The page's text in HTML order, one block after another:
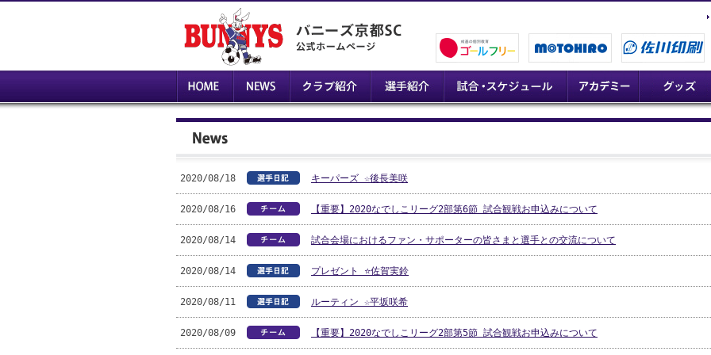
2020/08/18 キーパーズ ☆後長美咲
2020/08/16 【重要】2020なでしこリーグ2部第6節 試合観戦お申込みについて
2020/08/14 試合会場におけるファン・サポーターの皆さまと選手との交流について
2020/08/14 プレゼント ⭐佐賀実鈴
2020/08/11 ルーティン ☆平坂咲希
2020/08/09 【重要】2020なでしこリーグ2部第5節 試合観戦お申込みについて